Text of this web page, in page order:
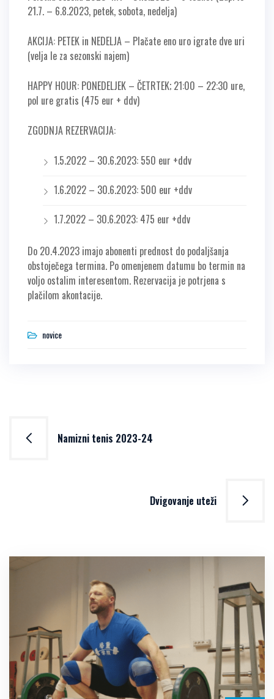
21.7. – 6.8.2023, petek, sobota, nedelja)
AKCIJA: PETEK in NEDELJA – Plačate eno uro igrate dve uri
(velja le za sezonski najem)
HAPPY HOUR: PONEDELJEK – ČETRTEK; 21:00 – 22:30 ure,
pol ure gratis (475 eur + ddv)
ZGODNJA REZERVACIJA:
1.5.2022 – 30.6.2023: 550 eur +ddv
1.6.2022 – 30.6.2023: 500 eur +ddv
1.7.2022 – 30.6.2023: 475 eur +ddv
Do 20.4.2023 imajo abonenti prednost do podaljšanja
obstoječega termina. Po omenjenem datumu bo termin na
voljo ostalim interesentom. Rezervacija je potrjena s
plačilom akontacije.
novice
PostNamizni tenis 2023-24
Dvigovanje uteži